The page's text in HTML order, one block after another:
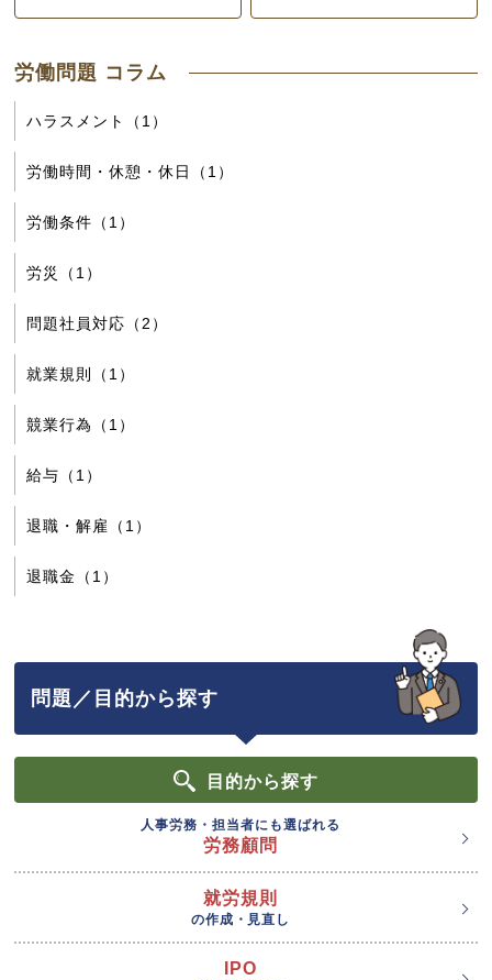
労働問題 コラム
ハラスメント（1）
労働時間・休憩・休日（1）
労働条件（1）
労災（1）
問題社員対応（2）
就業規則（1）
競業行為（1）
給与（1）
退職・解雇（1）
退職金（1）
問題／目的から探す
目的から探す
人事労務・担当者にも選ばれる
労務顧問
就労規則
の作成・見直し
IPO